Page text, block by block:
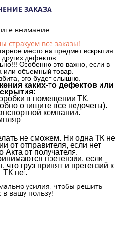
ЗАКАЗА
внимание:
страхуем все заказы!
место на предмет вскрытия
дефектов.
Особенно это важно, если в
или объемный товар.
это будет слышно.
каких-то дефектов или
в помещении ТК,
опишите все недочеты).
компании.
не сможем. Ни одна ТК не
от отправителя, если нет
Акта от получателя.
претензии, если
что груз принят и претензий к
ТК нет.
усилия, чтобы решить
в вашу пользу!